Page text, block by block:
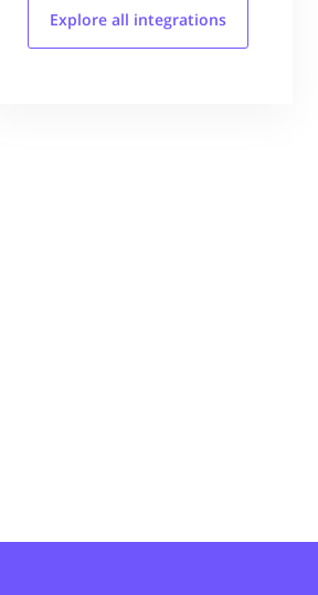
Explore all integrations